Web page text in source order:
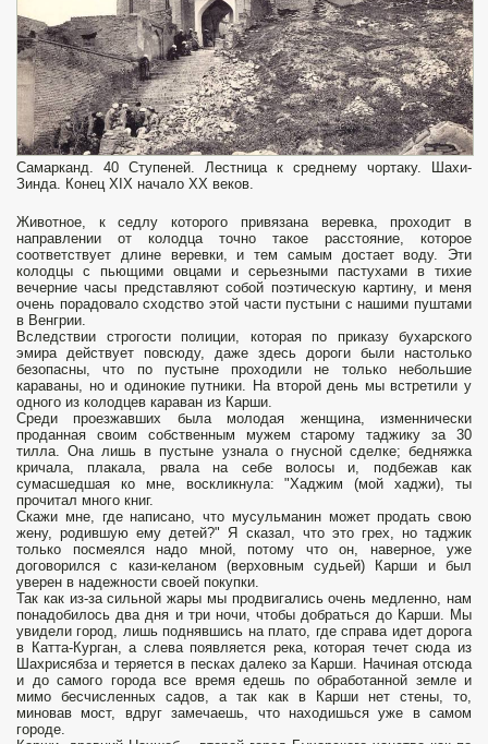
Самарканд. 40 Ступеней. Лестница к среднему чортаку. Шахи-
Зинда. Конец XIX начало XX веков.
Животное, к седлу которого привязана веревка, проходит в
направлении от колодца точно такое расстояние, которое
соответствует длине веревки, и тем самым достает воду. Эти
колодцы с пьющими овцами и серьезными пастухами в тихие
вечерние часы представляют собой поэтическую картину, и меня
очень порадовало сходство этой части пустыни с нашими пуштами
в Венгрии.
Вследствии строгости полиции, которая по приказу бухар­ского
эмира действует повсюду, даже здесь дороги были на­столько
безопасны, что по пустыне проходили не только неболь­шие
караваны, но и одинокие путники. На второй день мы встретили у
одного из колодцев караван из Карши.
Среди проезжавших была молодая женщина, изменнически
проданная своим собственным мужем старому таджику за 30
тилла. Она лишь в пустыне узнала о гнусной сделке; бедняжка
кричала, плакала, рвала на себе волосы и, подбежав как
сумасшедшая ко мне, воскликнула: "Хаджим (мой хаджи), ты
прочитал много книг.
Скажи мне, где написано, что мусульманин может продать свою
жену, родившую ему детей?" Я сказал, что это грех, но таджик
только посмеялся надо мной, потому что он, наверное, уже
договорился с кази-келаном (верховным судьей) Карши и был
уверен в надежности своей покупки.
Так как из-за сильной жары мы продвигались очень медленно, нам
понадобилось два дня и три ночи, чтобы добраться до Карши. Мы
увидели город, лишь поднявшись на плато, где справа идет дорога
в Катта-Курган, а слева появляется река, которая течет сюда из
Шахрисябза и теряется в песках далеко за Карши. Начиная отсюда
и до самого города все время едешь по обработанной земле и
мимо бесчисленных садов, а так как в Карши нет стены, то,
миновав мост, вдруг замечаешь, что находишься уже в самом
городе.